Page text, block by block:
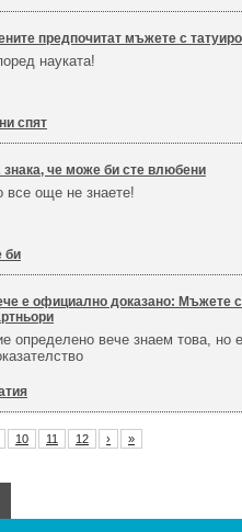
предпочитат мъжете с
науката!
спят
знака, че може би сте влюбени
все още не знаете!
би
е официално доказано: Мъжете
определено вече знаем това, но
10 11 12 › »